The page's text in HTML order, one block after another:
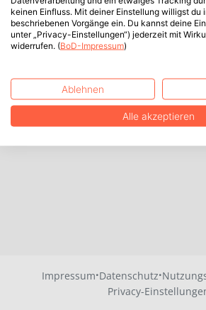
Impressum·Datenschutz·
Privacy-
keinen Einfluss. Mit deiner Einstellung willigst du
beschriebenen Vorgänge ein. Du kannst deine
unter „Privacy-Einstellungen“) jederzeit mit
widerrufen. (BoD-Impressum)
Ablehnen
Alle akzeptieren